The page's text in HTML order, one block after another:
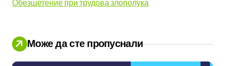
Обезщетение при трудова злополука
Може да сте пропуснали